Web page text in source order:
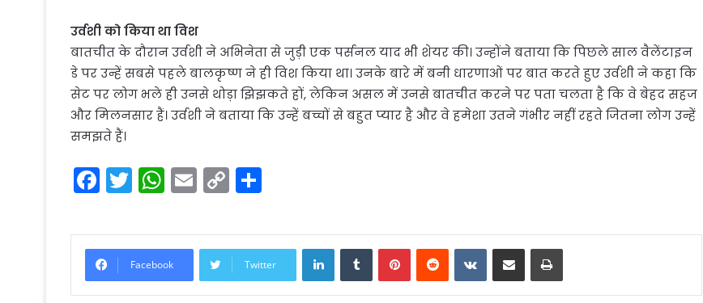
उर्वशी को किया था विश
बातचीत के दौरान उर्वशी ने अभिनेता से जुड़ी एक पर्सनल याद भी शेयर की। उन्होंने बताया कि पिछले साल वैलेंटाइन
डे पर उन्हें सबसे पहले बालकृष्ण ने ही विश किया था। उनके बारे में बनी धारणाओं पर बात करते हुए उर्वशी ने कहा कि
सेट पर लोग भले ही उनसे थोड़ा झिझकते हों, लेकिन असल में उनसे बातचीत करने पर पता चलता है कि वे बेहद सहज
और मिलनसार हैं। उर्वशी ने बताया कि उन्हें बच्चों से बहुत प्यार है और वे हमेशा उतने गंभीर नहीं रहते जितना लोग उन्हें
समझते हैं।
F
a
c
e
b
T
w
itt
er
W
h
a
ts
A
E
m
ai
l
C
o
p
y
Li
ar
e
Facebook Twitter
LinkedInTumblrPinterestReddit VKontakte
Share via Email Print